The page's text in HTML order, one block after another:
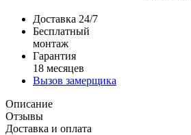
Доставка 24/7
Бесплатный
монтаж
Гарантия
18 месяцев
Вызов замерщика
Описание
Отзывы
Доставка и оплата